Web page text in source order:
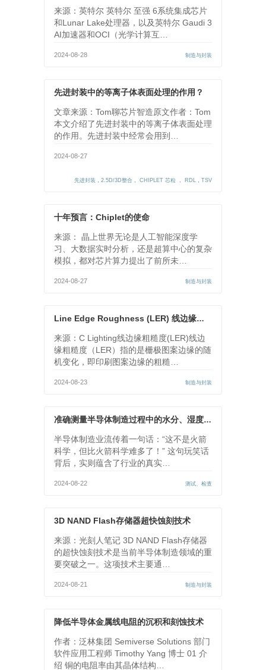
来源：英特尔 英特尔 至强 6系统集成芯片
和Lunar Lake处理器，以及英特尔 Gaudi 3
AI加速器和OCI（光学计算互…
2024-08-28 制造与封装
先进封装中的等离子体表面处理的作用？
文章来源：Tom聊芯片智造原文作者：Tom
本文介绍了先进封装中的等离子体表面处理
的作用。先进封装中经常会用到…
2024-08-27
先进封装，2.5D/3D整合， CHIPLET 芯粒 ， RDL，TSV
十年预言：Chiplet的使命
来源： 晶上世界无论是人工智能深度学
习、大数据实时分析，还是超算中心的复杂
模拟，都对芯片算力提出了前所未…
2024-08-27 制造与封装
Line Edge Roughness (LER) 线边缘粗糙度
来源：C Lighting线边缘粗糙度(LER)线边
缘粗糙度（LER）指的是栅极图案边缘的随
机变化，即印刷图案边缘的粗糙…
2024-08-23 制造与封装
准确测量半导体制造过程中的水分、湿度和温度
半导体制造业流传着一句话：“这不是火箭
科学，但比火箭科学难多了！” 这句玩笑话
背后，实则蕴含了行业的真实…
2024-08-22 测试、检查
3D NAND Flash存储器超快蚀刻技术
来源：光刻人笔记 3D NAND Flash存储器
的超快蚀刻技术是当前半导体制造领域的重
要突破之一。这项技术主要通…
2024-08-21 制造与封装
降低半导体金属线电阻的沉积和刻蚀技术
作者：泛林集团 Semiverse Solutions 部门
软件应用工程师 Timothy Yang 博士 01 介
绍 铜的电阻率由其晶体结构…